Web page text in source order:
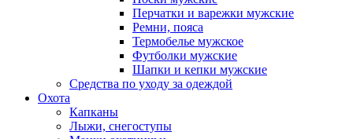
Перчатки и варежки мужские
Ремни, пояса
Термобелье мужское
Футболки мужские
Шапки и кепки мужские
Средства по уходу за одеждой
Охота
Капканы
Лыжи, снегоступы